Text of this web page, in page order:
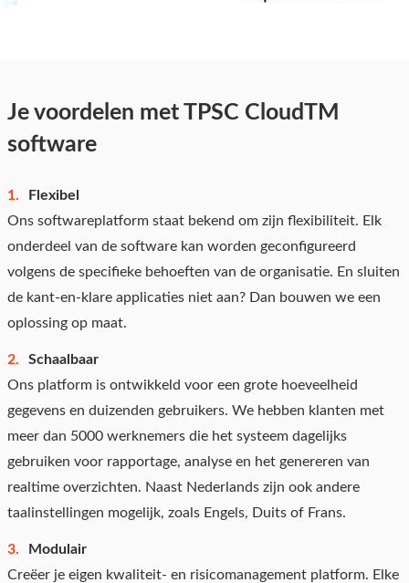
Je voordelen met TPSC CloudTM
software
Flexibel
Ons softwareplatform staat bekend om zijn flexibiliteit. Elk
onderdeel van de software kan worden geconfigureerd
volgens de specifieke behoeften van de organisatie. En sluiten
de kant-en-klare applicaties niet aan? Dan bouwen we een
oplossing op maat.
Schaalbaar
Ons platform is ontwikkeld voor een grote hoeveelheid
gegevens en duizenden gebruikers. We hebben klanten met
meer dan 5000 werknemers die het systeem dagelijks
gebruiken voor rapportage, analyse en het genereren van
realtime overzichten. Naast Nederlands zijn ook andere
taalinstellingen mogelijk, zoals Engels, Duits of Frans.
Modulair
Creëer je eigen kwaliteit- en risicomanagement platform. Elke